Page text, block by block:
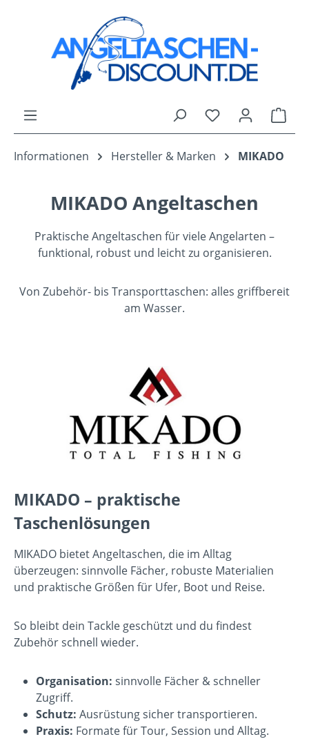
Zum Hauptinhalt springen
Du hast 0
Informationen Hersteller & Marken MIKADO
MIKADO Angeltaschen
Praktische Angeltaschen für viele Angelarten –
funktional, robust und leicht zu organisieren.
Von Zubehör- bis Transporttaschen: alles griffbereit
am Wasser.
MIKADO – praktische
Taschenlösungen
MIKADO bietet Angeltaschen, die im Alltag
überzeugen: sinnvolle Fächer, robuste Materialien
und praktische Größen für Ufer, Boot und Reise.
So bleibt dein Tackle geschützt und du findest
Zubehör schnell wieder.
Organisation: sinnvolle Fächer & schneller
Zugriff.
Schutz: Ausrüstung sicher transportieren.
Praxis: Formate für Tour, Session und Alltag.